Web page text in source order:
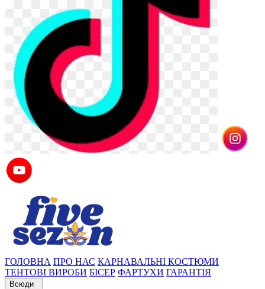
ГОЛОВНА ПРО НАС КАРНАВАЛЬНІ КОСТЮМИ
ТЕНТОВІ ВИРОБИ БІСЕР ФАРТУХИ ГАРАНТІЯ
Всюди